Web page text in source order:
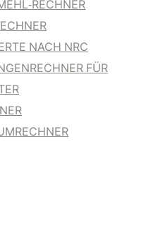
RECHNER
NACH NRC
FÜR